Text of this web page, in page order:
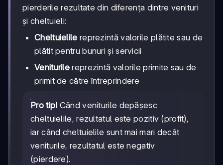
pierderile rezultate din diferența dintre venituri
și cheltuieli:
Cheltuielile reprezintă valorile plătite sau de
plătit pentru bunuri și servicii
Veniturile reprezintă valorile primite sau de
primit de către întreprindere
Pro tip! Când veniturile depășesc
cheltuielile, rezultatul este pozitiv (profit),
iar când cheltuielile sunt mai mari decât
veniturile, rezultatul este negativ
(pierdere).